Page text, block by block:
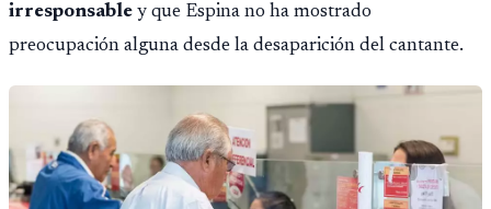
irresponsable y que Espina no ha mostrado
preocupación alguna desde la desaparición del cantante.